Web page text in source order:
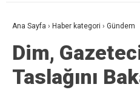
Ana Sayfa › Haber kategori › Gündem
Dim,
Taslağını